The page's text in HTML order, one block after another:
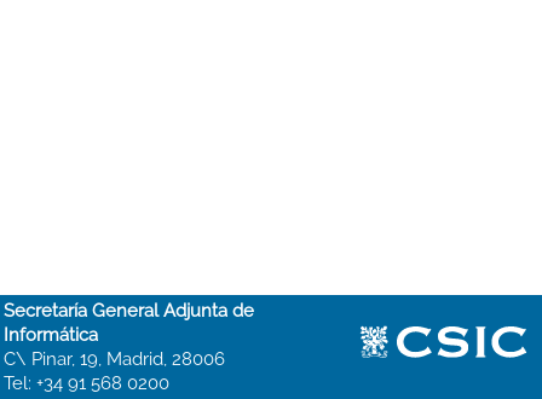
Secretaría General Adjunta de
Informática
C\ Pinar, 19, Madrid, 28006
Tel: +34 91 568 0200